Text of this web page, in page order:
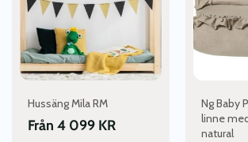
Hussäng Mila RM
Från 4 099 KR
olika
alternativen
kan
produktsidan
Ng Baby
linne
natural
De